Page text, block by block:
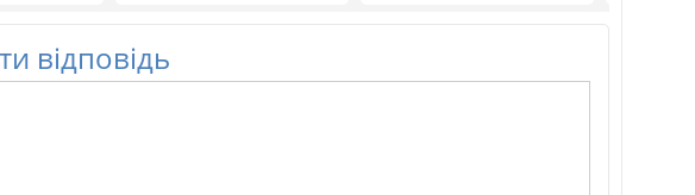
відповідь